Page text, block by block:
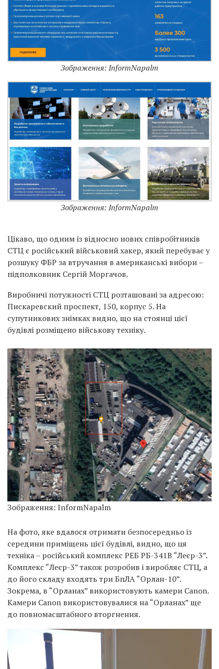
Зображення: InformNapalm
Зображення: InformNapalm
Цікаво, що одним із відносно нових співробітників
СТЦ є російський військовий хакер, який перебуває у
розшуку ФБР за втручання в американські вибори –
підполковник Сергій Моргачов.
Виробничі потужності СТЦ розташовані за адресою:
Пискаревский проспект, 150, корпус 5. На
супутникових знімках видно, що на стоянці цієї
будівлі розміщено військову техніку.
Зображення: InformNapalm
На фото, яке вдалося отримати безпосередньо із
середини приміщень цієї будівлі, видно, що ця
техніка – російський комплекс РЕБ РБ-341В “Леєр-3”.
Комплекс “Леєр-3” також розробив і виробляє СТЦ, а
до його складу входять три БпЛА “Орлан-10”.
Зокрема, в “Орланах” використовують камери Canon.
Камери Canon використовувалися на “Орланах” ще
до повномасштабного вторгнення.